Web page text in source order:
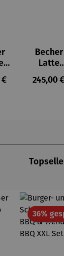
Preis:
€
Becher
Latte
Macchiato
Family-Set
245,00 €
36%